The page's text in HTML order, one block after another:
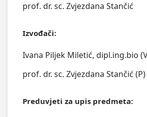
prof. dr. sc. Zvjezdana Stančić
Izvođači:
Ivana Piljek Miletić, dipl.ing.bio
prof. dr. sc. Zvjezdana Stančić (P)
Preduvjeti za upis predmeta: